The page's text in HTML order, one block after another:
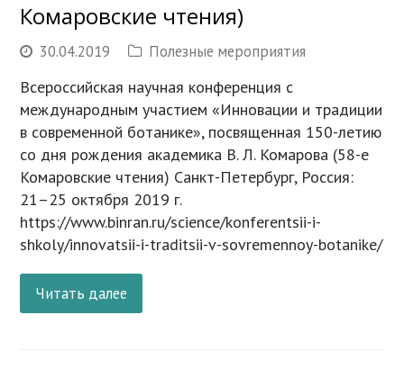
Комаровские чтения)
30.04.2019 Полезные мероприятия
Всероссийская научная конференция с
международным участием «Инновации и традиции
в современной ботанике», посвященная 150-летию
со дня рождения академика В. Л. Комарова (58-е
Комаровские чтения) Санкт-Петербург, Россия:
21–25 октября 2019 г.
https://www.binran.ru/science/konferentsii-i-
shkoly/innovatsii-i-traditsii-v-sovremennoy-botanike/
Читать далее